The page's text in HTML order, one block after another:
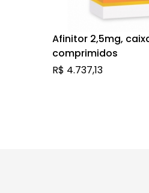
Afinitor 2,5mg,
comprimidos
R$ 4.737,13